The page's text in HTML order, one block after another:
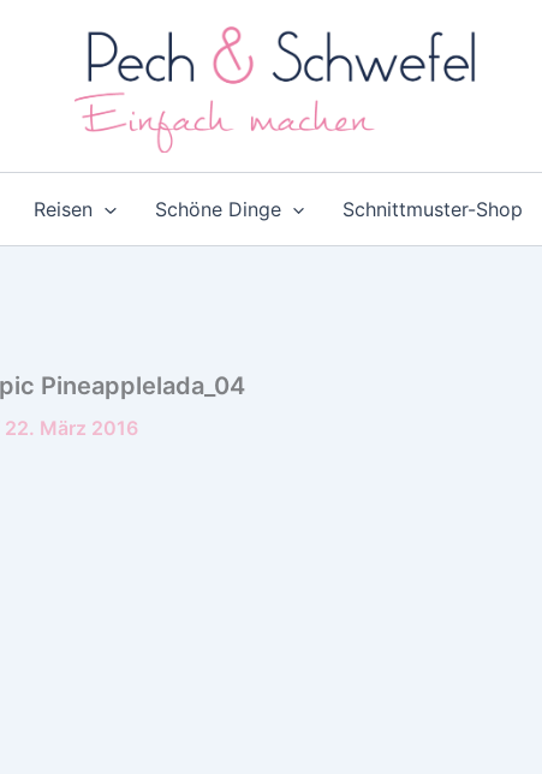
Reisen Schöne Dinge Schnittmuster-Shop
Pineapplelada_04
22. März 2016